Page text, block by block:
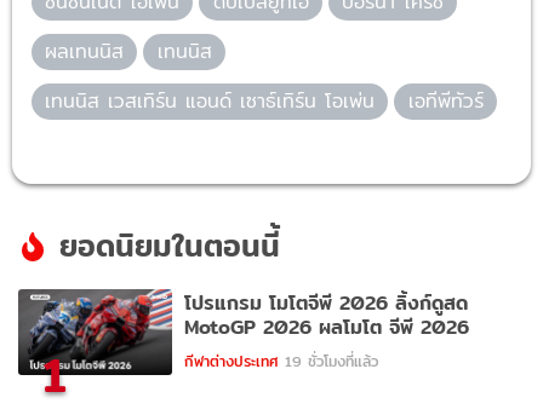
ผลเทนนิส
เทนนิส
เทนนิส เวสเทิร์น แอนด์ เซาธ์เทิร์น โอเพ่น
เอทีพีทัวร์
ยอดนิยมในตอนนี้
1
โปรแกรม โมโตจีพี 2026 ลิ้งก์ดูสด
MotoGP 2026 ผลโมโต จีพี 2026
กีฬาต่างประเทศ 19 ชั่วโมงที่แล้ว